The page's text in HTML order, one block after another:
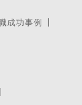
成功事例